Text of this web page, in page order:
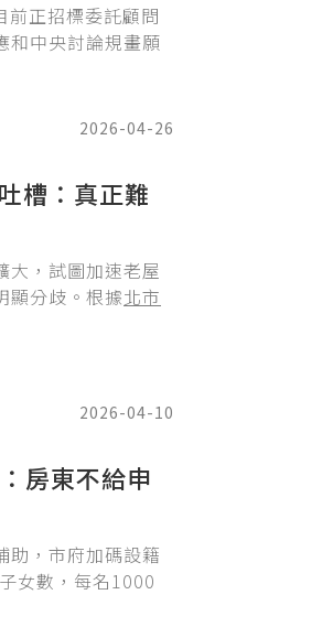
前正招標委託顧問
和中央討論規畫願
2026-04-26
槽：真正難
大，試圖加速老屋
顯分歧。根據北市
2026-04-10
房東不給申
助，市府加碼設籍
女數，每名1000